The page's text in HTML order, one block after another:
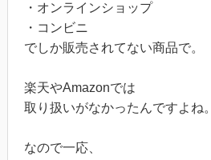
・オンラインショップ
・コンビニ
でしか販売されてない商品で。
楽天やAmazonでは
取り扱いがなかったんですよね。
なので一応、